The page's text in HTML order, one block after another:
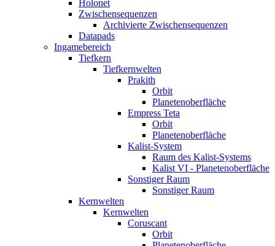
Holonet
Zwischensequenzen
Archivierte Zwischensequenzen
Datapads
Ingamebereich
Tiefkern
Tiefkernwelten
Prakith
Orbit
Planetenoberfläche
Empress Teta
Orbit
Planetenoberfläche
Kalist-System
Raum des Kalist-Systems
Kalist VI - Planetenoberfläche
Sonstiger Raum
Sonstiger Raum
Kernwelten
Kernwelten
Coruscant
Orbit